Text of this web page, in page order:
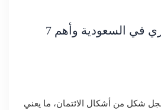
نظام الرهن العقاري في السعودية وأهم 7
شكل من أشكال الائتمان، ما يعني